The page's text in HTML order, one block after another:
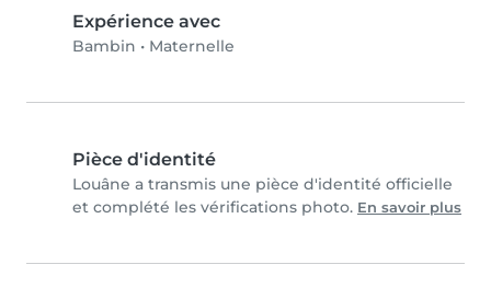
Expérience avec
Bambin • Maternelle
Pièce d'identité
Louâne a transmis une pièce d'identité officielle
et complété les vérifications photo. En savoir plus